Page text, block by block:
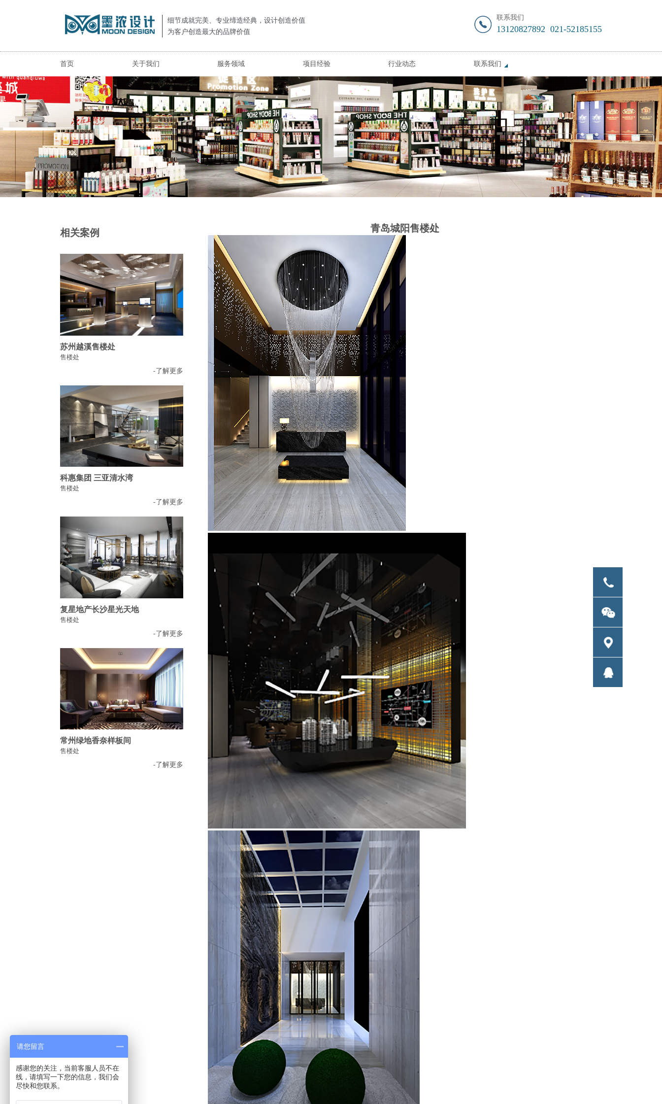
细节成就完美、专业缔造经典，设计创造价值
为客户创造最大的品牌价值
联系我们
13120827892 021-52185155
首页 关于我们 服务领域 项目经验 行业动态 联系我们
相关案例
苏州越溪售楼处
售楼处
-了解更多
科惠集团 三亚清水湾
售楼处
-了解更多
复星地产长沙星光天地
售楼处
-了解更多
常州绿地香奈样板间
售楼处
-了解更多
青岛城阳售楼处
请您留言
感谢您的关注，当前客服人员不在
线，请填写一下您的信息，我们会
尽快和您联系。